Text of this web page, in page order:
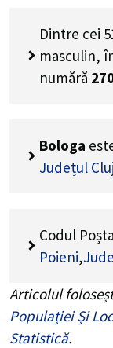
Dintre cei
masculin,
numără
Bologa
Județul Cluj
Codul
Poieni,
Articolul
Populației Și
Statistică.